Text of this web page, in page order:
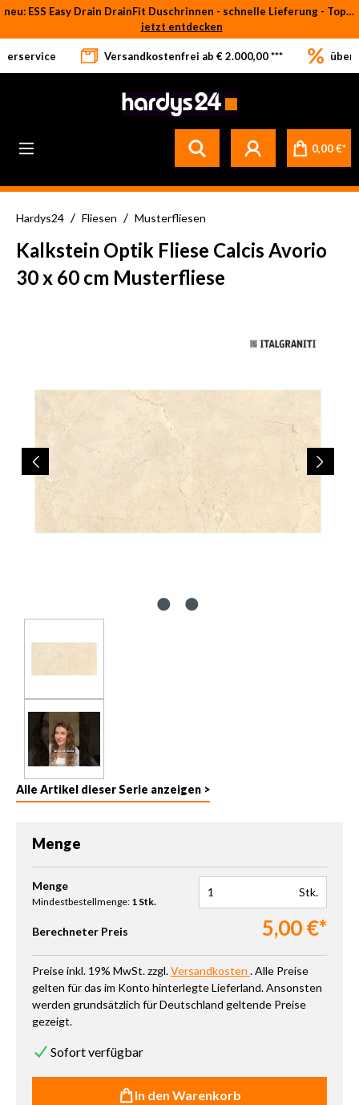
Zum Hauptinhalt springen
neu: ESS Easy Drain DrainFit Duschrinnen - schnelle Lieferung - Top-Preise
jetzt entdecken
Betrifft ausschließlich bei Bestellware-Fliesen: aufgrund der Werksferien in Italien und Spanien kommt es zu Verzögerungen bei der Verladung. Sämtliche Lagerware (sofort verfügbar) sowie alle anderen Produktgruppen versenden wir weiterhin regulär
Versandkostenfrei ab € 2.000,00 *** über
0,00 €*
Hardys24 / Fliesen / Musterfliesen
Kalkstein Optik Fliese Calcis Avorio
30 x 60 cm Musterfliese
Alle Artikel dieser Serie anzeigen >
Menge
Produkt Anzahl: Gib den gewünschten Wert ein oder benutze
Menge
Mindestbestellmenge: 1 Stk.
Stk.
Berechneter Preis 5,00 €*
Preise inkl. 19% MwSt. zzgl.Versandkosten . Alle Preise
gelten für das im Konto hinterlegte Lieferland. Ansonsten
werden grundsätzlich für Deutschland geltende Preise
gezeigt.
Sofort verfügbar
In den Warenkorb